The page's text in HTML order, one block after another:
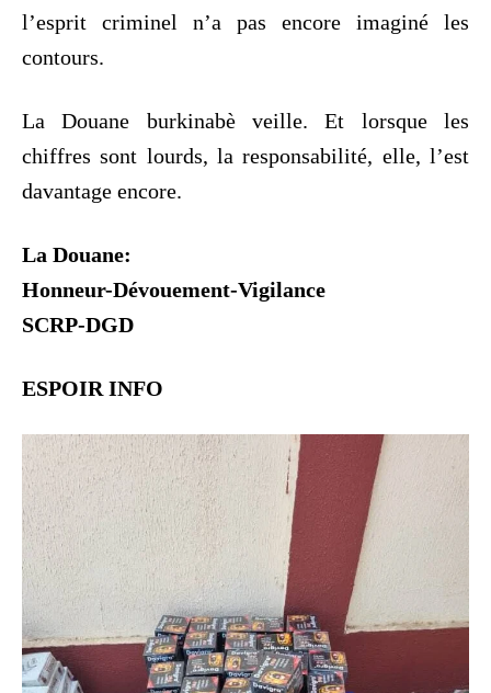
l’esprit criminel n’a pas encore imaginé les
contours.
La Douane burkinabè veille. Et lorsque les
chiffres sont lourds, la responsabilité, elle, l’est
davantage encore.
La Douane:
Honneur-Dévouement-Vigilance
SCRP-DGD
ESPOIR INFO